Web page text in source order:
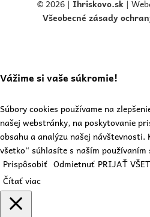
© 2026 | Ihriskovo.sk|
Všeobecné zásady
Vážime si vaše súkromie!
Súbory cookies používame na
našej webstránky, na poskytovanie
obsahu a analýzu našej
všetko“ súhlasíte s naším používaním
Prispôsobiť Odmietnuť PRIJAŤ
Čítať viac